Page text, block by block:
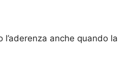
anche quando la